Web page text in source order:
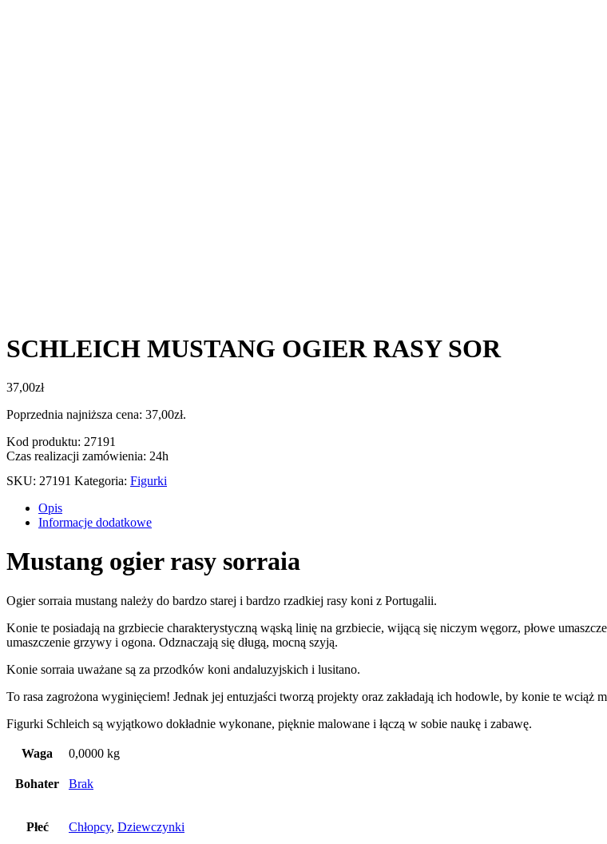
SCHLEICH MUSTANG OGIER RASY SOR
37,00zł
Poprzednia najniższa cena: 37,00zł.
Kod produktu: 27191
Czas realizacji zamówienia: 24h
SKU: 27191 Kategoria: Figurki
Opis
Informacje dodatkowe
Mustang ogier rasy sorraia
Ogier sorraia mustang należy do bardzo starej i bardzo rzadkiej rasy koni z Portugalii.
Konie te posiadają na grzbiecie charakterystyczną wąską linię na grzbiecie, wijącą się niczym węgorz, płowe
umaszczenie grzywy i ogona. Odznaczają się długą, mocną szyją.
Konie sorraia uważane są za przodków koni andaluzyjskich i lusitano.
To rasa zagrożona wyginięciem! Jednak jej entuzjaści tworzą projekty oraz zakładają ich hodowle, by konie te wciąż
Figurki Schleich są wyjątkowo dokładnie wykonane, pięknie malowane i łączą w sobie naukę i zabawę.
Waga 0,0000 kg
Bohater Brak
Płeć Chłopcy, Dziewczynki